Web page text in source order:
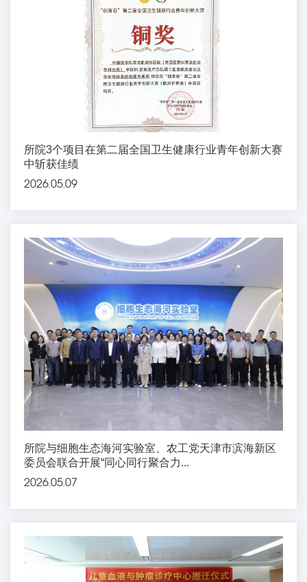
所院3个项目在第二届全国卫生健康行业青年创新大赛
中斩获佳绩
2026.05.09
所院与细胞生态海河实验室、农工党天津市滨海新区
委员会联合开展“同心同行聚合力...
2026.05.07